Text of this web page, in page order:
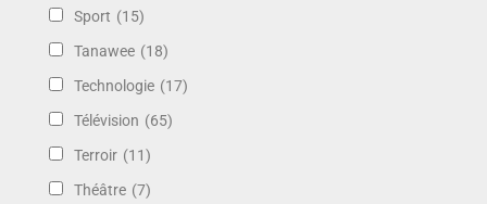
Sport (15)
Tanawee (18)
Technologie (17)
Télévision (65)
Terroir (11)
Théâtre (7)